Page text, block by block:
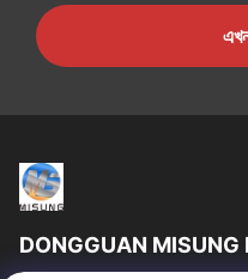
DONGGUAN MISUNG